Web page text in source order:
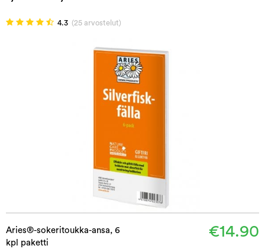
4.3 (25 arvostelut)
Aries®-sokeritoukka-ansa, 6
kpl paketti
€14.90